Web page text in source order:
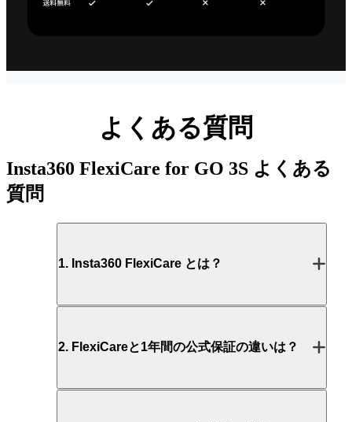
よくある質問
Insta360 FlexiCare for GO 3S よくある
質問
1. Insta360 FlexiCare とは？
2. FlexiCareと1年間の公式保証の違いは？